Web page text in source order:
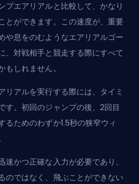
プエアリアルと比較して、かなり
とができます。この速度が、重要
や息をのむようなエアリアルゴー
、対戦相手と競走する際にすべて
しれません。
リアルを実行する際には、タイミ
す。初回のジャンプの後、2回目
るためのわずか1.5秒の狭窄ウィ
速かつ正確な入力が必要であり、
のではなく、飛ぶことができない